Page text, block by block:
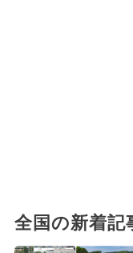
全国の新着記